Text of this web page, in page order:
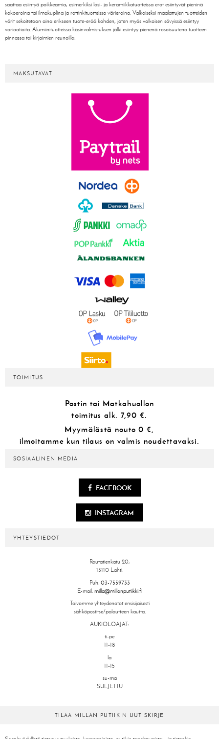
saattaa esiintyä poikkeamia, esimerkiksi lasi- ja keramiikkatuotteissa erot esiintyvät pieninä
kokoeroina tai ilmakuplina ja rottinkituotteissa värieroina. Valkoiseksi maalattujen tuotteiden
värit sekoitetaan aina erikseen tuote-erää kohden, joten myös valkoisen sävyissä esiintyy
variaatioita. Alumiinituotteissa käsinvalmistuksen jälki esiintyy pienenä rosoisuutena tuotteen
pinnassa tai kirjaimien reunoilla.
MAKSUTAVAT
TOIMITUS
Postin tai Matkahuollon
toimitus alk. 7,90 €.
Myymälästä nouto 0 €,
ilmoitamme kun tilaus on valmis noudettavaksi.
SOSIAALINEN MEDIA
FACEBOOK
INSTAGRAM
YHTEYSTIEDOT
Rautatienkatu 20,
15110 Lahti.
Puh. 03-7559733
E-mail. milla@millanputiikki.fi
Toivomme yhteydenotot ensisijaisesti
sähköpostitse/palautteen kautta.
AUKIOLOAJAT:
ti-pe
11-18
la
11-15
su-ma
SULJETTU
TILAA MILLAN PUTIIKIN UUTISKIRJE